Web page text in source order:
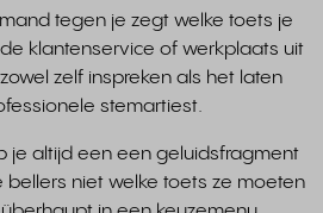
tegen je zegt welke toets je
klantenservice of werkplaats uit
zelf inspreken als het laten
stemartiest.
je altijd een een geluidsfragment
bellers niet welke toets ze moeten